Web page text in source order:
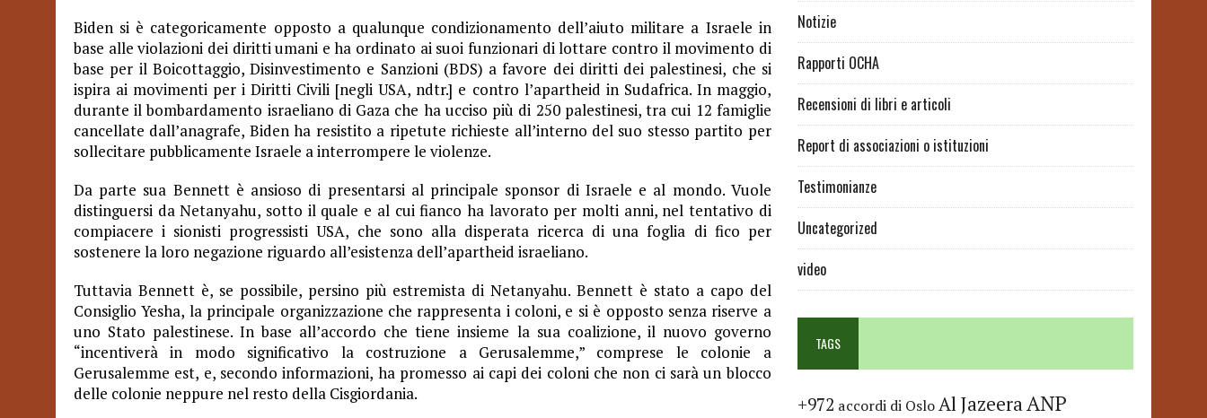
Biden si è categoricamente opposto a qualunque condizionamento dell’aiuto militare a Israele in
base alle violazioni dei diritti umani e ha ordinato ai suoi funzionari di lottare contro il movimento di
base per il Boicottaggio, Disinvestimento e Sanzioni (BDS) a favore dei diritti dei palestinesi, che si
ispira ai movimenti per i Diritti Civili [negli USA, ndtr.] e contro l’apartheid in Sudafrica. In maggio,
durante il bombardamento israeliano di Gaza che ha ucciso più di 250 palestinesi, tra cui 12 famiglie
cancellate dall’anagrafe, Biden ha resistito a ripetute richieste all’interno del suo stesso partito per
sollecitare pubblicamente Israele a interrompere le violenze.
Da parte sua Bennett è ansioso di presentarsi al principale sponsor di Israele e al mondo. Vuole
distinguersi da Netanyahu, sotto il quale e al cui fianco ha lavorato per molti anni, nel tentativo di
compiacere i sionisti progressisti USA, che sono alla disperata ricerca di una foglia di fico per
sostenere la loro negazione riguardo all’esistenza dell’apartheid israeliano.
Tuttavia Bennett è, se possibile, persino più estremista di Netanyahu. Bennett è stato a capo del
Consiglio Yesha, la principale organizzazione che rappresenta i coloni, e si è opposto senza riserve a
uno Stato palestinese. In base all’accordo che tiene insieme la sua coalizione, il nuovo governo
“incentiverà in modo significativo la costruzione a Gerusalemme,” comprese le colonie a
Gerusalemme est, e, secondo informazioni, ha promesso ai capi dei coloni che non ci sarà un blocco
delle colonie neppure nel resto della Cisgiordania.
Notizie
Rapporti OCHA
Recensioni di libri e articoli
Report di associazioni o istituzioni
Testimonianze
Uncategorized
video
TAGS
+972 accordi di OsloAl JazeeraANP